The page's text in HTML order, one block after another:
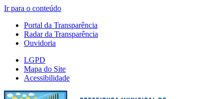
Ir para o conteúdo
Portal da Transparência
Radar da Transparência
Ouvidoria
LGPD
Mapa do Site
Acessibilidade